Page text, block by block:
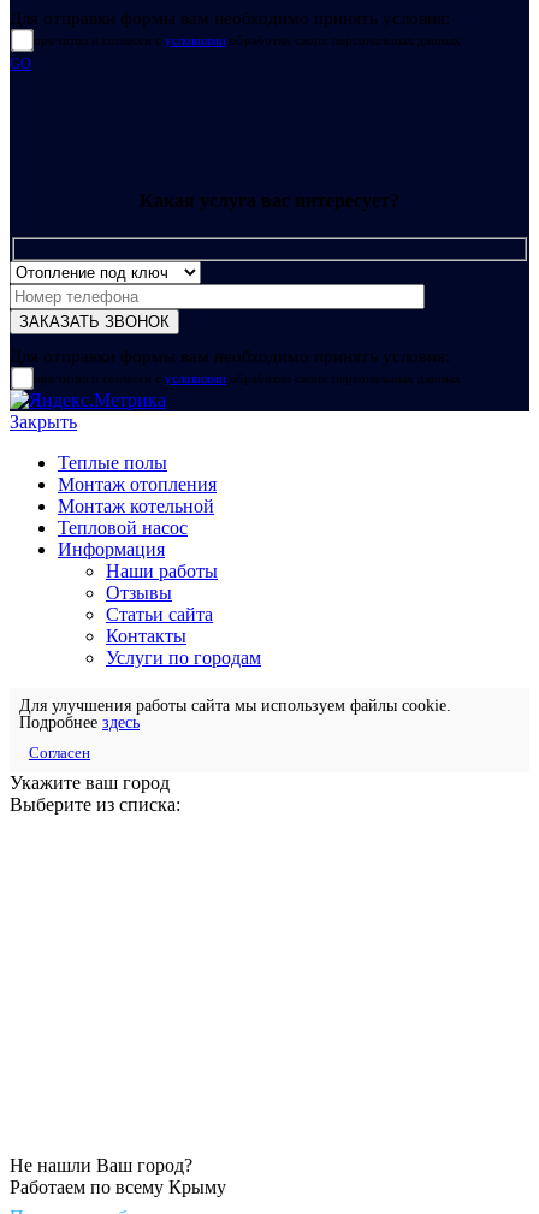
Для отправки формы вам необходимо принять условия:
прочитал и согласен с условиями обработки своих персональных данных
GO
Какая услуга вас интересует?
Для отправки формы вам необходимо принять условия:
прочитал и согласен с условиями обработки своих персональных данных
Закрыть
Теплые полы
Монтаж отопления
Монтаж котельной
Тепловой насос
Информация
Наши работы
Отзывы
Статьи сайта
Контакты
Услуги по городам
Для улучшения работы сайта мы используем файлы cookie.
Подробнее здесь
Согласен
Укажите ваш город
Выберите из списка:
Не нашли Ваш город?
Работаем по всему Крыму